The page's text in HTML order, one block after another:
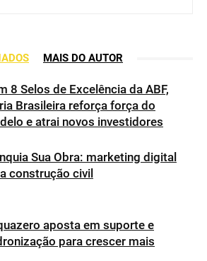
MAIS DO AUTOR
8 Selos de Excelência da ABF,
Brasileira reforça força do
e atrai novos investidores
Sua Obra: marketing digital
construção civil
aposta em suporte e
para crescer mais